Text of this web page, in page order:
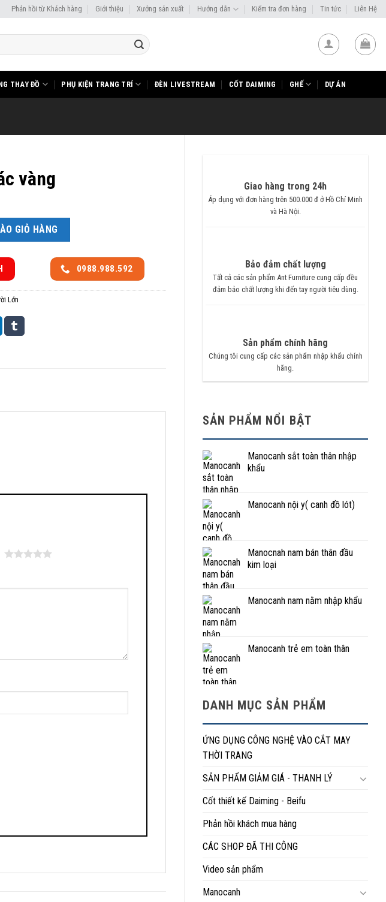
Phản hồi từ Khách hàng Giới thiệu Xưởng sản xuất Hướng dẫn Kiểm tra đơn hàng Tin tức Liên Hệ
THAY ĐỒ PHỤ KIỆN TRANG TRÍ ĐÈN LIVESTREAM CỐT DAIMING GHẾ DỰ ÁN
Giao hàng trong 24h
Áp dụng với đơn hàng trên 500.000 đ ở Hồ Chí Minh
và Hà Nội.
Bảo đảm chất lượng
Tất cả các sản phẩm Ant Furniture cung cấp đều
đảm bảo chất lượng khi đến tay người tiêu dùng.
Sản phẩm chính hãng
Chúng tôi cung cấp các sản phẩm nhập khẩu chính
hãng.
SẢN PHẨM NỔI BẬT
Manocanh sắt toàn thân nhập
khẩu
Manocanh nội y( canh đồ lót)
Manocnah nam bán thân đầu
kim loại
Manocanh nam nằm nhập khẩu
Manocanh trẻ em toàn thân
DANH MỤC SẢN PHẨM
ỨNG DỤNG CÔNG NGHỆ VÀO CẮT MAY
THỜI TRANG
SẢN PHẨM GIẢM GIÁ - THANH LÝ
Cốt thiết kế Daiming - Beifu
Phản hồi khách mua hàng
CÁC SHOP ĐÃ THI CÔNG
Video sản phẩm
Manocanh
vàng
GIỎ HÀNG
0988.988.592
Lớn